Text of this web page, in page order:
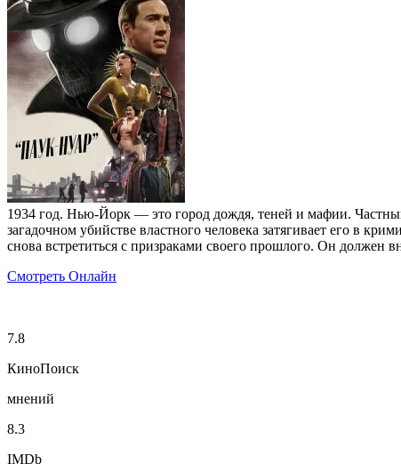
1934 год. Нью-Йорк — это город дождя, теней и мафии.
загадочном убийстве властного человека затягивает его в
снова встретиться с призраками своего прошлого. Он должен
Смотреть Онлайн
7.8
КиноПоиск
мнений
8.3
IMDb